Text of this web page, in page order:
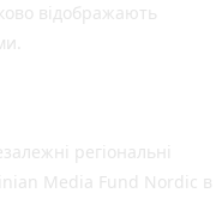
відображають
регіональні
Media Fund Nordic в